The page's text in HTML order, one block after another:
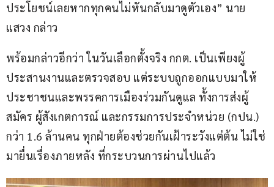
ประโยชน์เลยหากทุกคนไม่หันกลับมาดูตัวเอง” นาย
แสวง กล่าว
พร้อมกล่าวอีกว่า ในวันเลือกตั้งจริง กกต. เป็นเพียงผู้
ประสานงานและตรวจสอบ แต่ระบบถูกออกแบบมาให้
ประชาชนและพรรคการเมืองร่วมกันดูแล ทั้งการส่งผู้
สมัคร ผู้สังเกตการณ์ และกรรมการประจำหน่วย (กปน.)
กว่า 1.6 ล้านคน ทุกฝ่ายต้องช่วยกันเฝ้าระวังแต่ต้น ไม่ใช่
มายื่นเรื่องภายหลัง ที่กระบวนการผ่านไปแล้ว